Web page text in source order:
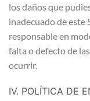
los daños que
inadecuado de este
responsable en
falta o defecto de
ocurrir.
IV. POLÍTICA DE